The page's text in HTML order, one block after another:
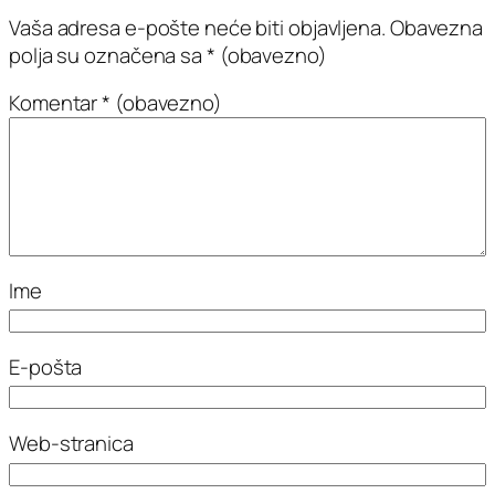
Vaša adresa e-pošte neće biti objavljena.Obavezna
polja su označena sa* (obavezno)
Komentar* (obavezno)
Ime
E-pošta
Web-stranica